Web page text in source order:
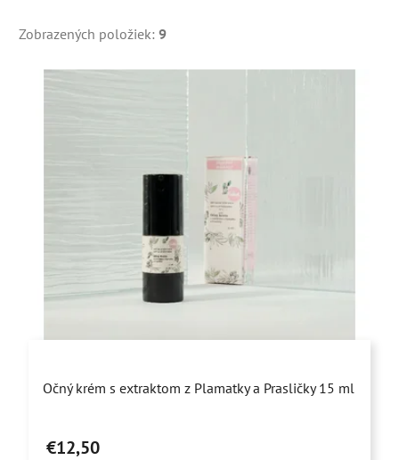
Zobrazených položiek: 9
hodnotenie
je
Očný krém s extraktom z Plamatky a Prasličky 15 ml
€12,50